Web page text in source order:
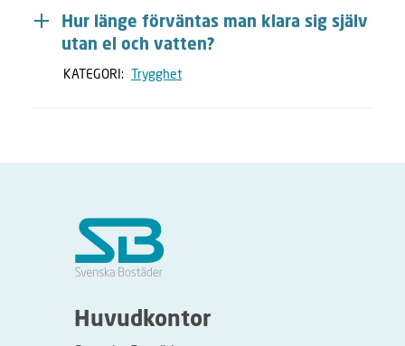
Hur länge förväntas man klara sig själv
utan el och vatten?
KATEGORI: Trygghet
Huvudkontor